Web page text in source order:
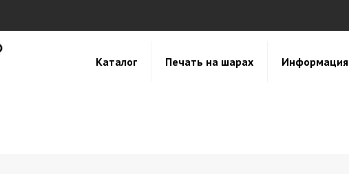
Каталог Печать на шарах Информация